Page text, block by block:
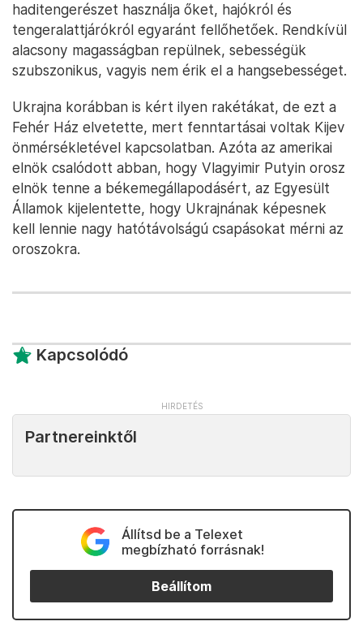
haditengerészet használja őket, hajókról és
tengeralattjárókról egyaránt fellőhetőek. Rendkívül
alacsony magasságban repülnek, sebességük
szubszonikus, vagyis nem érik el a hangsebességet.
Ukrajna korábban is kért ilyen rakétákat, de ezt a
Fehér Ház elvetette, mert fenntartásai voltak Kijev
önmérsékletével kapcsolatban. Azóta az amerikai
elnök csalódott abban, hogy Vlagyimir Putyin orosz
elnök tenne a békemegállapodásért, az Egyesült
Államok kijelentette, hogy Ukrajnának képesnek
kell lennie nagy hatótávolságú csapásokat mérni az
oroszokra.
Kapcsolódó
Partnereinktől
Állítsd be a Telexet
megbízható forrásnak!
Beállítom